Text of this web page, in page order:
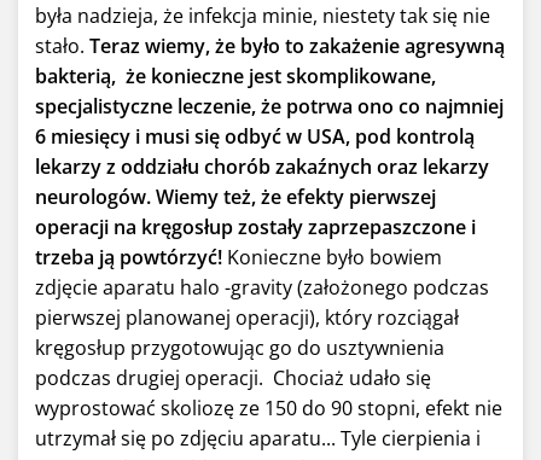
była nadzieja, że infekcja minie, niestety tak się nie
stało. Teraz wiemy, że było to zakażenie agresywną
bakterią, że konieczne jest skomplikowane,
specjalistyczne leczenie, że potrwa ono co najmniej
6 miesięcy i musi się odbyć w USA, pod kontrolą
lekarzy z oddziału chorób zakaźnych oraz lekarzy
neurologów. Wiemy też, że efekty pierwszej
operacji na kręgosłup zostały zaprzepaszczone i
trzeba ją powtórzyć! Konieczne było bowiem
zdjęcie aparatu halo -gravity (założonego podczas
pierwszej planowanej operacji), który rozciągał
kręgosłup przygotowując go do usztywnienia
podczas drugiej operacji. Chociaż udało się
wyprostować skoliozę ze 150 do 90 stopni, efekt nie
utrzymał się po zdjęciu aparatu... Tyle cierpienia i